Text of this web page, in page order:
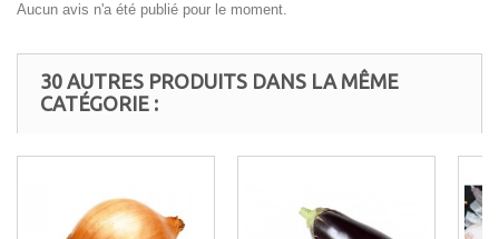
Aucun avis n'a été publié pour le moment.
30 AUTRES PRODUITS DANS LA MÊME
CATÉGORIE :